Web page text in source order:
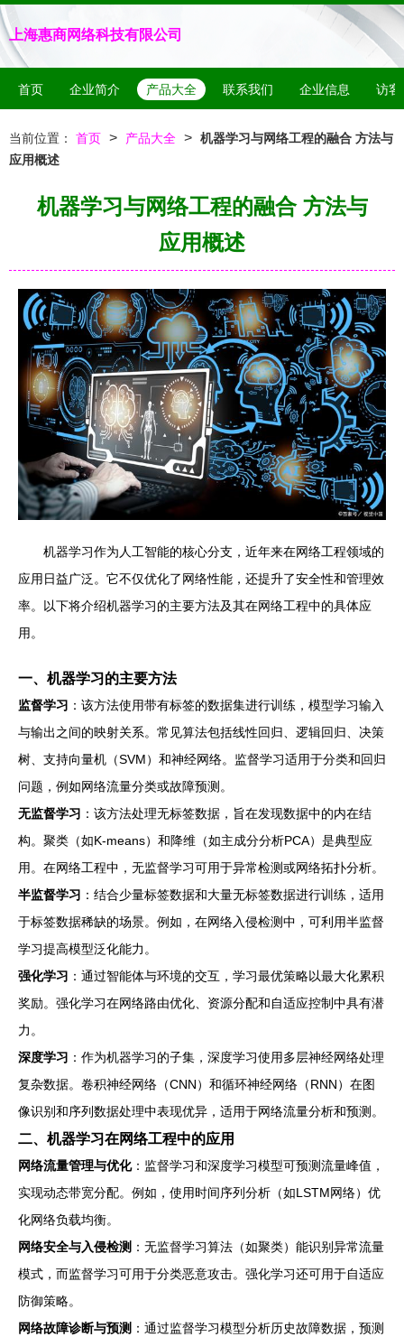
上海惠商网络科技有限公司
首页 企业简介 产品大全 联系我们 企业信息 访客
当前位置： 首页 > 产品大全 > 机器学习与网络工程的融合 方法与
应用概述
机器学习与网络工程的融合 方法与
应用概述
机器学习作为人工智能的核心分支，近年来在网络工程领域的
应用日益广泛。它不仅优化了网络性能，还提升了安全性和管理效
率。以下将介绍机器学习的主要方法及其在网络工程中的具体应
用。
一、机器学习的主要方法
监督学习 ：该方法使用带有标签的数据集进行训练，模型学习输入
与输出之间的映射关系。常见算法包括线性回归、逻辑回归、决策
树、支持向量机（SVM）和神经网络。监督学习适用于分类和回归
问题，例如网络流量分类或故障预测。
无监督学习 ：该方法处理无标签数据，旨在发现数据中的内在结
构。聚类（如K-means）和降维（如主成分分析PCA）是典型应
用。在网络工程中，无监督学习可用于异常检测或网络拓扑分析。
半监督学习 ：结合少量标签数据和大量无标签数据进行训练，适用
于标签数据稀缺的场景。例如，在网络入侵检测中，可利用半监督
学习提高模型泛化能力。
强化学习 ：通过智能体与环境的交互，学习最优策略以最大化累积
奖励。强化学习在网络路由优化、资源分配和自适应控制中具有潜
力。
深度学习 ：作为机器学习的子集，深度学习使用多层神经网络处理
复杂数据。卷积神经网络（CNN）和循环神经网络（RNN）在图
像识别和序列数据处理中表现优异，适用于网络流量分析和预测。
二、机器学习在网络工程中的应用
网络流量管理与优化：监督学习和深度学习模型可预测流量峰值，
实现动态带宽分配。例如，使用时间序列分析（如LSTM网络）优
化网络负载均衡。
网络安全与入侵检测 ：无监督学习算法（如聚类）能识别异常流量
模式，而监督学习可用于分类恶意攻击。强化学习还可用于自适应
防御策略。
网络故障诊断与预测 ：通过监督学习模型分析历史故障数据，预测